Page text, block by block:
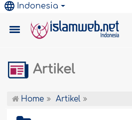
Indonesia
Artikel
Home Artikel